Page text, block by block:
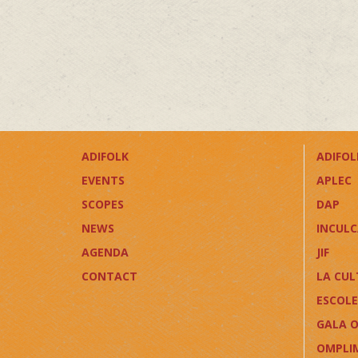
ADIFOLK
EVENTS
SCOPES
NEWS
AGENDA
CONTACT
APLEC
DAP
JIF
LA
GALA